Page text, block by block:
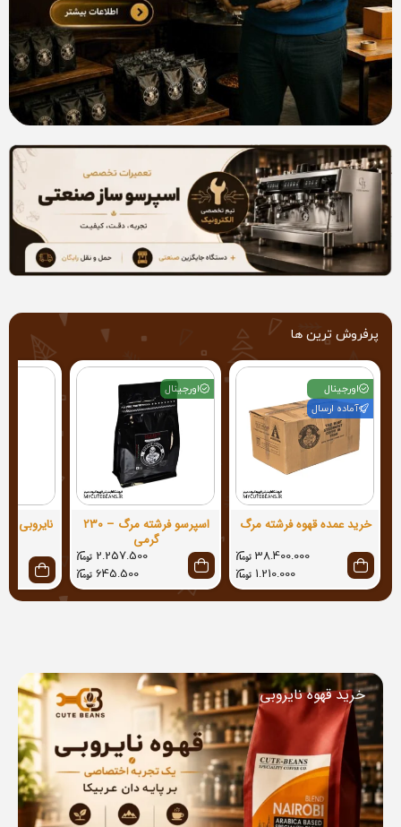
پرفروش ترین ها
اورجینال
آماده ارسال
خرید عمده قهوه فرشته مرگ
38.400.000
1.210.000
اورجینال
اسپرسو فرشته مرگ – 230
گرمی
2.257.500
645.500
خرید قهوه نایروبی